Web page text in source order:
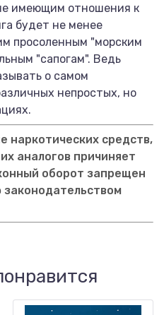
имеющим отношения к
будет не менее
просоленным "морским
"сапогам". Ведь
о самом
непростых, но
наркотических средств,
аналогов причиняет
оборот запрещен
законодательством